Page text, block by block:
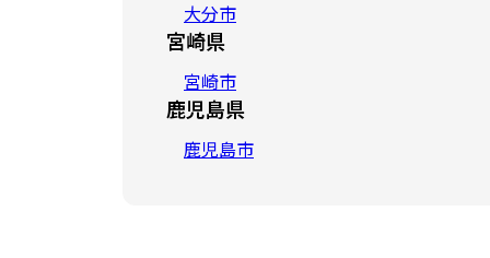
大分市
宮崎県
宮崎市
鹿児島県
鹿児島市